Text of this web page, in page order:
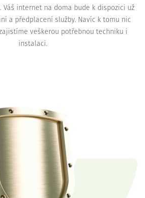
Váš internet na doma bude k dispozici už
a předplacení služby. Navíc k tomu nic
veškerou potřebnou techniku i
instalaci.